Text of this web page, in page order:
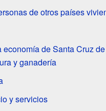
de otros países
economía de Santa Cruz
y ganadería
y servicios